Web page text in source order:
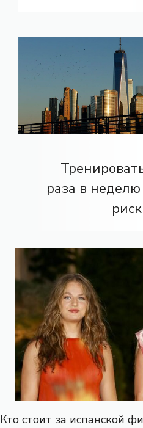
раза в
Кто стоит за испанской